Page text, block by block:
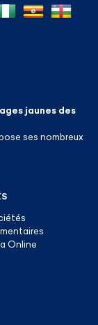
jaunes des
ses nombreux
Online